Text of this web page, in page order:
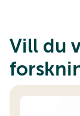
Vill du